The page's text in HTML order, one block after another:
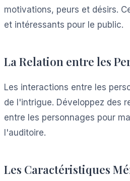
motivations, peurs et désirs.
et intéressants pour le public.
La Relation entre les
Les interactions entre les
de l'intrigue. Développez des
entre les personnages pour
l'auditoire.
Les Caractéristiques